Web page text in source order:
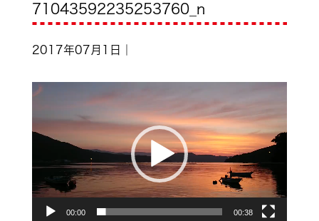
71043592235253760_n
2017年07月1日｜
動
プ
ヤ
00:00 00:38